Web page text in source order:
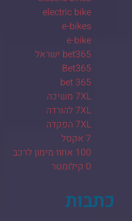
electric bike
e-bikes
e-bike
bet365 ישראל
Bet365
bet 365
7XL משיכה
7XL להורדה
7XL הפקדה
7 אקסל
100 אחוז מימון לרכב
0 קילומטר
כתבות